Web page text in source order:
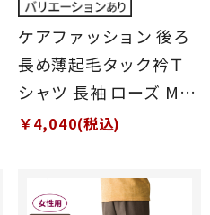
ケアファッション 後ろ
長め薄起毛タック衿Ｔ
シャツ 長袖 ローズ M-L
サイズ
￥4,040(税込)